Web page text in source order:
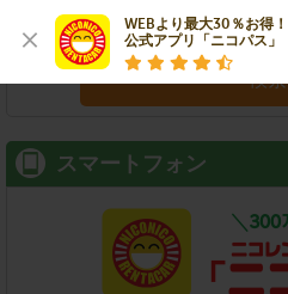
WEBより最大30％お得！
公式アプリ「ニコパス」
検索
スマートフォン